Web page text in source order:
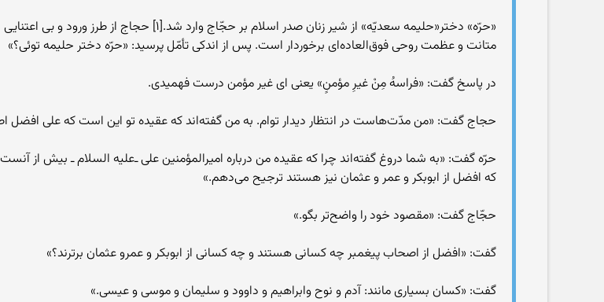
«حرّه» دختر«حلیمه سعدیّه» از شیر زنان صدر اسلام
متانت و عظمت روحی فوق‌العاده‌ای برخوردار است. پس از اندکی تأمّل پرسید: «حرّه دختر حلیمه توئی؟»
در پاسخ گفت: «فراسهُ مِنْ غیرِ مؤمنٍ» یعنی ای غیر مؤمن درست فهمیدی.
حجاج گفت: «من مدّت‌هاست در انتظار دیدار توام. به من گفته‌اند که عقیده تو این است که علی افضل
حرّه گفت: «به شما دروغ گفته‌اند چرا که عقیده من درباره امیرالمؤمنین علی ـ‌علیه السلام ـ بیش از
که افضل از ابوبکر و عمر و عثمان نیز هستند ترجیح می‌دهم.»
حجّاج گفت: «مقصود خود را واضح‌تر بگو.»
گفت: «افضل از اصحاب پیغمبر چه کسانی هستند و چه کسانی از ابوبکر و عمرو عثمان برترند؟»
گفت: «کسان بسیاری مانند: آدم و نوح وابراهیم و داوود و سلیمان و موسی و عیسی.»